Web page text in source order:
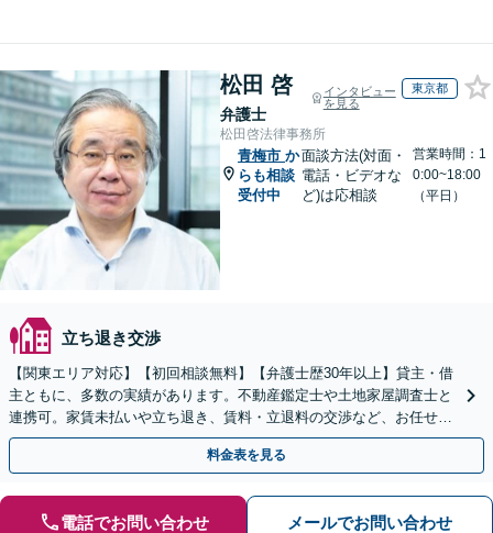
松田 啓
弁護士
インタビュー
を見る
東京都
松田啓法律事務所
青梅市 か
らも相談
受付中
面談方法(対面・
電話・ビデオな
ど)は応相談
営業時間：1
0:00~18:00
（平日）
立ち退き交渉
【関東エリア対応】【初回相談無料】【弁護士歴30年以上】貸主・借
主ともに、多数の実績があります。不動産鑑定士や土地家屋調査士と
連携可。家賃未払いや立ち退き、賃料・立退料の交渉など、お任せく
ださい【事前予約で休日・夜間面談可】【WEB面談可】
料金表を見る
電話でお問い合わせ メールでお問い合わせ